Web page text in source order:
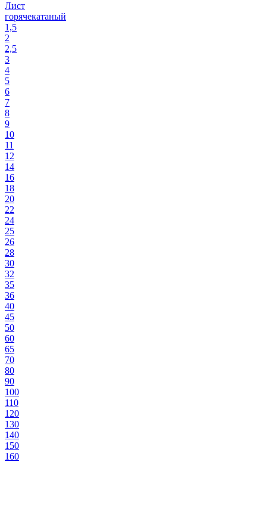
Лист
горячекатаный
1,5
2
2,5
3
4
5
6
7
8
9
10
11
12
14
16
18
20
22
24
25
26
28
30
32
35
36
40
45
50
60
65
70
80
90
100
110
120
130
140
150
160